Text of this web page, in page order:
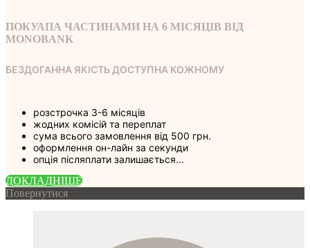
ПОКУАПА ЧАСТИНАМИ НА 6 МICЯЦIВ ВIД
MONOBANK
БЕЗДОГАННА ЯКІСТЬ ДОСТУПНА КОЖНОМУ
розстрочка 3-6 місяців
жодних комісій та переплат
сума всього замовлення від 500 грн.
оформлення он-лайн за секунди
опція післяплати залишається...
ДОКЛАДНIШЕ
Повернутися